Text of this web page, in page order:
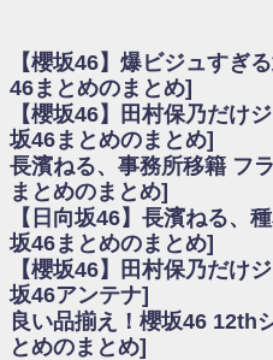
日向坂46まとめのまとめ / 【日向坂
会見の模様がこちら！
乃木坂欅坂まとめのまとめ / 【日向
カそう...
欅坂あんてな ～欅坂46のニュース
ピーズ集結！櫻坂46守屋麗奈×遠藤理
演決定
欅坂/日向坂46まとめのまとめ / 【
いた理由
日向坂46まとめのまとめ / 【日向
から」佐々木久美と卒業後初の共演の
日向坂46まとめのまとめ / 【元日向
ちゃん、メンバーと会った模様
乃木坂欅坂まとめのまとめ / 【日向
【櫻坂46】爆ビジュすぎ
46まとめのまとめ]
【櫻坂46】田村保乃だけ
坂46まとめのまとめ]
長濱ねる、事務所移籍 フ
まとめのまとめ]
【日向坂46】長濱ねる、
坂46まとめのまとめ]
【櫻坂46】田村保乃だけ
坂46アンテナ]
良い品揃え！櫻坂46 12th
とめのまとめ]